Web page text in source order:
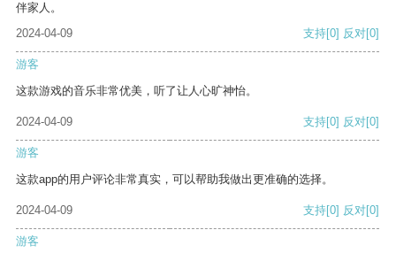
伴家人。
2024-04-09
支持[0] 反对[0]
游客
这款游戏的音乐非常优美，听了让人心旷神怡。
2024-04-09 支持[0] 反对[0]
游客
这款app的用户评论非常真实，可以帮助我做出更准确的选择。
2024-04-09 支持[0] 反对[0]
游客